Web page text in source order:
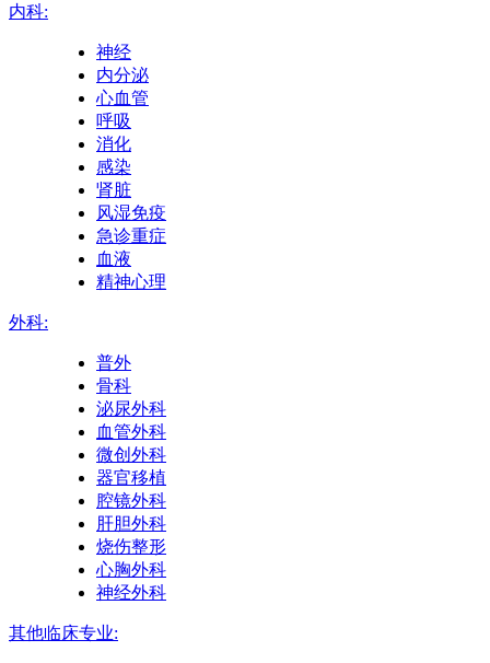
内科:
神经
内分泌
心血管
呼吸
消化
感染
肾脏
风湿免疫
急诊重症
血液
精神心理
外科:
普外
骨科
泌尿外科
血管外科
微创外科
器官移植
腔镜外科
肝胆外科
烧伤整形
心胸外科
神经外科
其他临床专业: